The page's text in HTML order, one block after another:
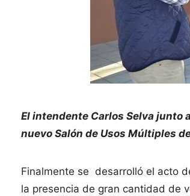
El intendente Carlos Selva junto
nuevo Salón de Usos Múltiples
Finalmente se desarrolló el acto
la presencia de gran cantidad de